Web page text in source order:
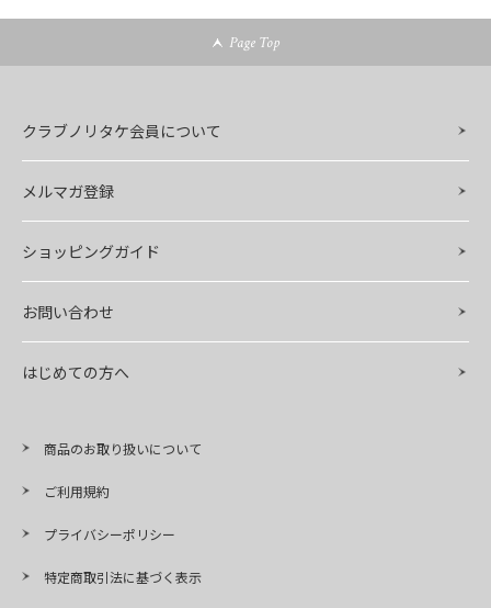
Page Top
クラブノリタケ会員について
メルマガ登録
ショッピングガイド
お問い合わせ
はじめての方へ
商品のお取り扱いについて
ご利用規約
プライバシーポリシー
特定商取引法に基づく表示